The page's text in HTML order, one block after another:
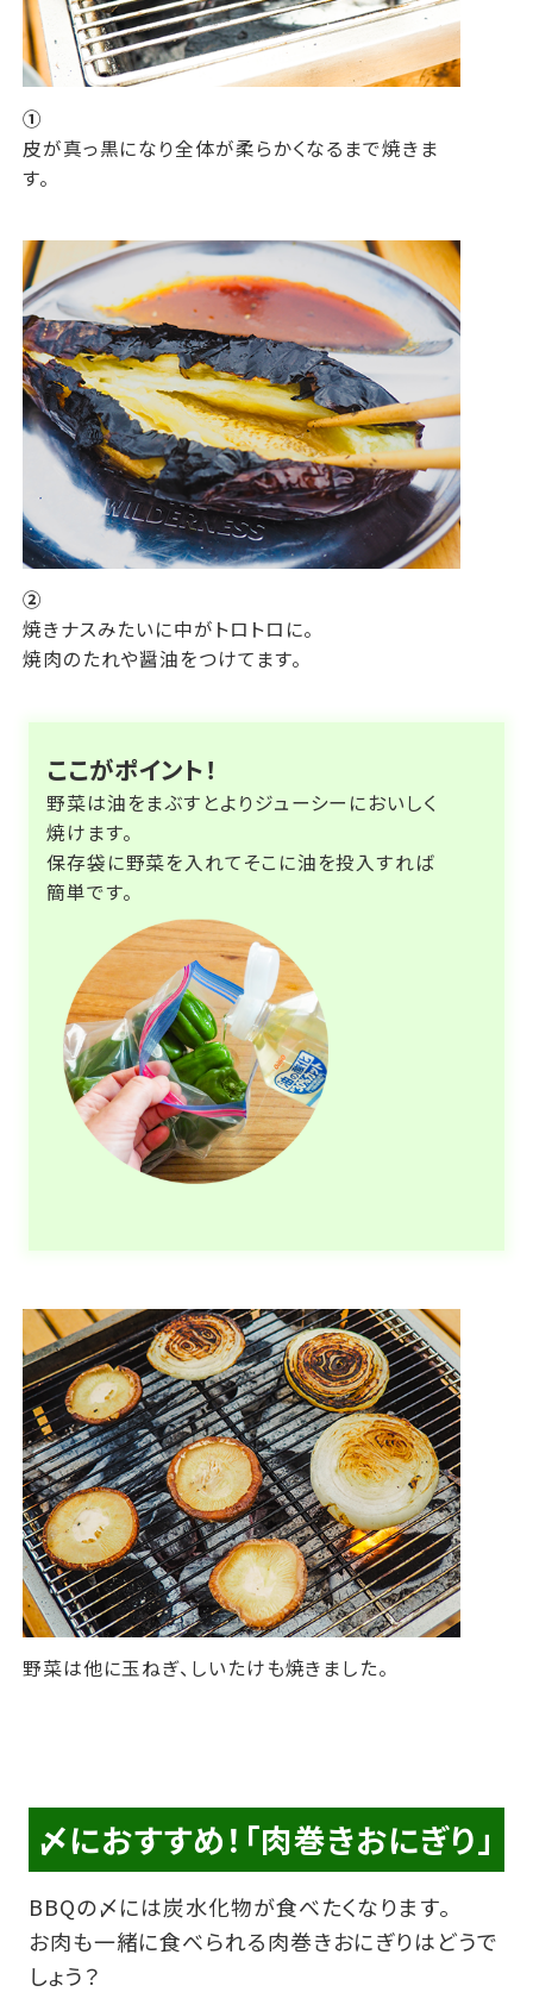
①
皮が真っ黒になり全体が柔らかくなるまで焼きま
す。
②
焼きナスみたいに中がトロトロに。
焼肉のたれや醤油をつけてます。
ここがポイント！
野菜は油をまぶすとよりジューシーにおいしく
焼けます。
保存袋に野菜を入れてそこに油を投入すれば
簡単です。
野菜は他に玉ねぎ、しいたけも焼きました。
〆におすすめ！「肉巻きおにぎり」
BBQの〆には炭水化物が食べたくなります。
お肉も一緒に食べられる肉巻きおにぎりはどうで
しょう？